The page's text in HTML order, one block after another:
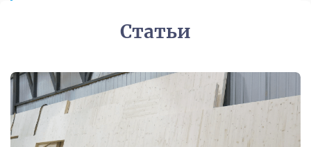
Статьи